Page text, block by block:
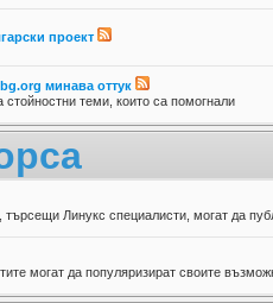
проект
минава оттук
стойностни теми, които са помогнали
Линукс специалисти, могат да
могат да популяризират своите